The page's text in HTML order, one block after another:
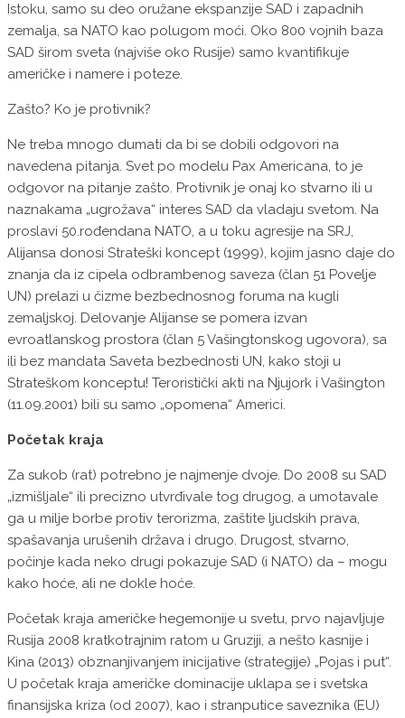
Istoku, samo su deo oružane ekspanzije SAD i zapadnih
zemalja, sa NATO kao polugom moći. Oko 800 vojnih baza
SAD širom sveta (najviše oko Rusije) samo kvantifikuje
američke i namere i poteze.
Zašto? Ko je protivnik?
Ne treba mnogo dumati da bi se dobili odgovori na
navedena pitanja. Svet po modelu Pax Americana, to je
odgovor na pitanje zašto. Protivnik je onaj ko stvarno ili u
naznakama „ugrožava“ interes SAD da vladaju svetom. Na
proslavi 50.rođendana NATO, a u toku agresije na SRJ,
Alijansa donosi Strateški koncept (1999), kojim jasno daje do
znanja da iz cipela odbrambenog saveza (član 51 Povelje
UN) prelazi u čizme bezbednosnog foruma na kugli
zemaljskoj. Delovanje Alijanse se pomera izvan
evroatlanskog prostora (član 5 Vašingtonskog ugovora), sa
ili bez mandata Saveta bezbednosti UN, kako stoji u
Strateškom konceptu! Teroristički akti na Njujork i Vašington
(11.09.2001) bili su samo „opomena“ Americi.
Početak kraja
Za sukob (rat) potrebno je najmenje dvoje. Do 2008 su SAD
„izmišljale“ ili precizno utvrđivale tog drugog, a umotavale
ga u milje borbe protiv terorizma, zaštite ljudskih prava,
spašavanja urušenih država i drugo. Drugost, stvarno,
počinje kada neko drugi pokazuje SAD (i NATO) da – mogu
kako hoće, ali ne dokle hoće.
Početak kraja američke hegemonije u svetu, prvo najavljuje
Rusija 2008 kratkotrajnim ratom u Gruziji, a nešto kasnije i
Kina (2013) obznanjivanjem inicijative (strategije) „Pojas i put“.
U početak kraja američke dominacije uklapa se i svetska
finansijska kriza (od 2007), kao i stranputice saveznika (EU)